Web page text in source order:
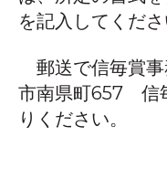
を記入してくださ
郵送で信毎賞
市南県町657 信
りください。